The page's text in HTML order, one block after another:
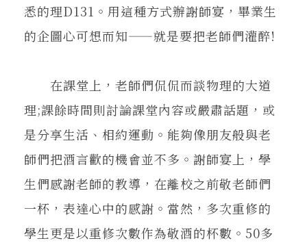
悉的理D131。用這種方式辦謝師宴，畢業生
的企圖心可想而知——就是要把老師們灌醉!
在課堂上，老師們侃侃而談物理的大道
理;課餘時間則討論課堂內容或嚴肅話題，或
是分享生活、相約運動。能夠像朋友般與老
師們把酒言歡的機會並不多。謝師宴上，學
生們感謝老師的教導，在離校之前敬老師們
一杯，表達心中的感謝。當然，多次重修的
學生更是以重修次數作為敬酒的杯數。50多